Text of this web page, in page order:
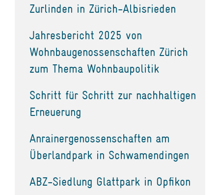
Zurlinden in Zürich-Albisrieden
Jahresbericht 2025 von
Wohnbaugenossenschaften Zürich
zum Thema Wohnbaupolitik
Schritt für Schritt zur nachhaltigen
Erneuerung
Anrainergenossenschaften am
Überlandpark in Schwamendingen
ABZ-Siedlung Glattpark in Opfikon